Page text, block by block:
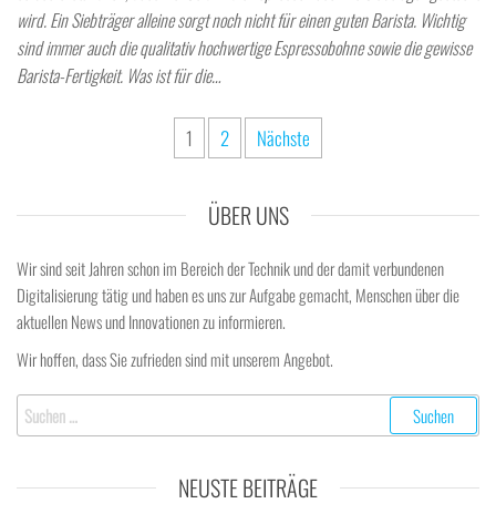
wird. Ein Siebträger alleine sorgt noch nicht für einen guten Barista. Wichtig
sind immer auch die qualitativ hochwertige Espressobohne sowie die gewisse
Barista-Fertigkeit. Was ist für die…
Seitennummerierung
Beiträge
1 2 Nächste
ÜBER UNS
Wir sind seit Jahren schon im Bereich der Technik und der damit verbundenen
Digitalisierung tätig und haben es uns zur Aufgabe gemacht, Menschen über die
aktuellen News und Innovationen zu informieren.
Wir hoffen, dass Sie zufrieden sind mit unserem Angebot.
Suchen
nach:
NEUSTE BEITRÄGE